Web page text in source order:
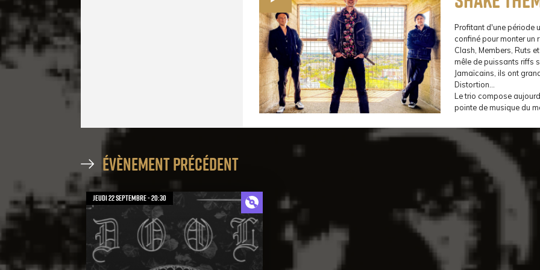
Profitant d'une période
confiné pour monter un
Clash, Members, Ruts
mêle de puissants riffs
Jamaïcains, ils ont
Distortion...
Le trio compose
pointe de musique du
évènement précédent
jeudi 22 septembre - 20:30